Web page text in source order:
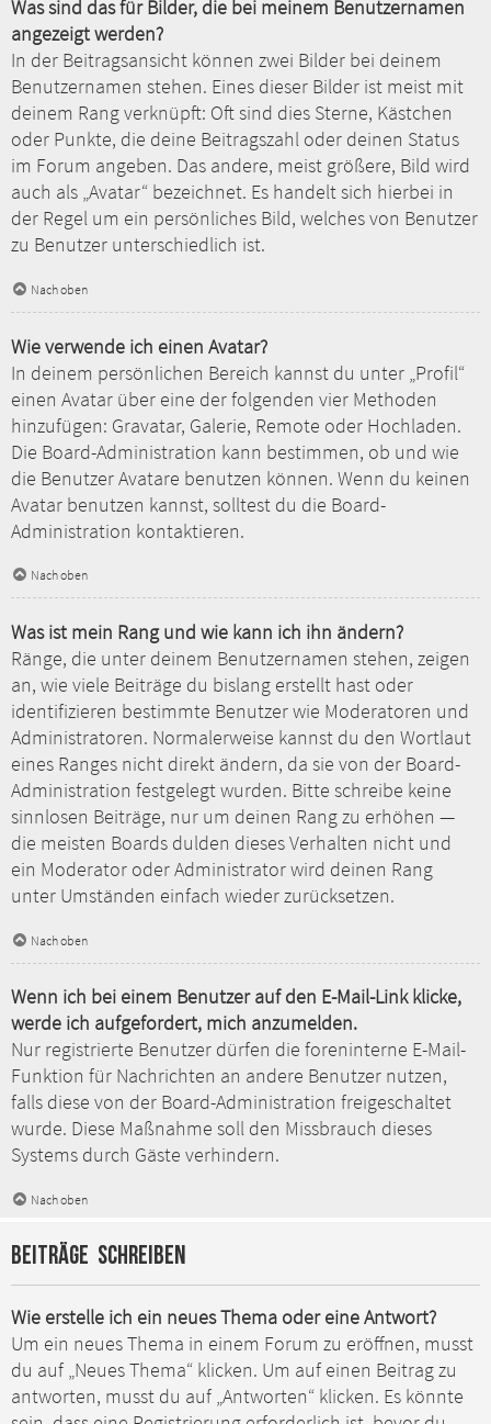
Was sind das für Bilder, die bei meinem Benutzernamen
angezeigt werden?
In der Beitragsansicht können zwei Bilder bei deinem
Benutzernamen stehen. Eines dieser Bilder ist meist mit
deinem Rang verknüpft: Oft sind dies Sterne, Kästchen
oder Punkte, die deine Beitragszahl oder deinen Status
im Forum angeben. Das andere, meist größere, Bild wird
auch als „Avatar“ bezeichnet. Es handelt sich hierbei in
der Regel um ein persönliches Bild, welches von Benutzer
zu Benutzer unterschiedlich ist.
Nach oben
Wie verwende ich einen Avatar?
In deinem persönlichen Bereich kannst du unter „Profil“
einen Avatar über eine der folgenden vier Methoden
hinzufügen: Gravatar, Galerie, Remote oder Hochladen.
Die Board-Administration kann bestimmen, ob und wie
die Benutzer Avatare benutzen können. Wenn du keinen
Avatar benutzen kannst, solltest du die Board-
Administration kontaktieren.
Nach oben
Was ist mein Rang und wie kann ich ihn ändern?
Ränge, die unter deinem Benutzernamen stehen, zeigen
an, wie viele Beiträge du bislang erstellt hast oder
identifizieren bestimmte Benutzer wie Moderatoren und
Administratoren. Normalerweise kannst du den Wortlaut
eines Ranges nicht direkt ändern, da sie von der Board-
Administration festgelegt wurden. Bitte schreibe keine
sinnlosen Beiträge, nur um deinen Rang zu erhöhen —
die meisten Boards dulden dieses Verhalten nicht und
ein Moderator oder Administrator wird deinen Rang
unter Umständen einfach wieder zurücksetzen.
Nach oben
Wenn ich bei einem Benutzer auf den E-Mail-Link klicke,
werde ich aufgefordert, mich anzumelden.
Nur registrierte Benutzer dürfen die foreninterne E-Mail-
Funktion für Nachrichten an andere Benutzer nutzen,
falls diese von der Board-Administration freigeschaltet
wurde. Diese Maßnahme soll den Missbrauch dieses
Systems durch Gäste verhindern.
Nach oben
Beiträge schreiben
Wie erstelle ich ein neues Thema oder eine Antwort?
Um ein neues Thema in einem Forum zu eröffnen, musst
du auf „Neues Thema“ klicken. Um auf einen Beitrag zu
antworten, musst du auf „Antworten“ klicken. Es könnte